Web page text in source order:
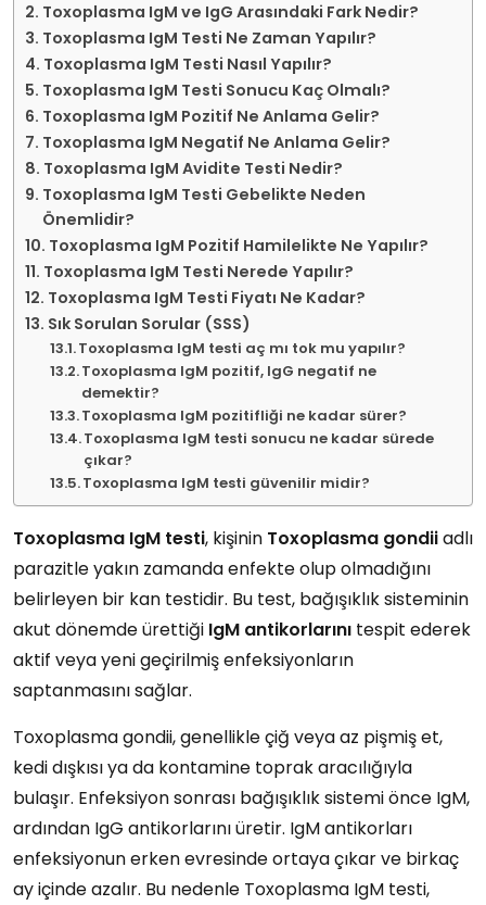
Toxoplasma IgM ve IgG Arasındaki Fark Nedir?
Toxoplasma IgM Testi Ne Zaman Yapılır?
Toxoplasma IgM Testi Nasıl Yapılır?
Toxoplasma IgM Testi Sonucu Kaç Olmalı?
Toxoplasma IgM Pozitif Ne Anlama Gelir?
Toxoplasma IgM Negatif Ne Anlama Gelir?
Toxoplasma IgM Avidite Testi Nedir?
Toxoplasma IgM Testi Gebelikte Neden
Önemlidir?
Toxoplasma IgM Pozitif Hamilelikte Ne Yapılır?
Toxoplasma IgM Testi Nerede Yapılır?
Toxoplasma IgM Testi Fiyatı Ne Kadar?
Sık Sorulan Sorular (SSS)
Toxoplasma IgM testi aç mı tok mu yapılır?
Toxoplasma IgM pozitif, IgG negatif ne
demektir?
Toxoplasma IgM pozitifliği ne kadar sürer?
Toxoplasma IgM testi sonucu ne kadar sürede
çıkar?
Toxoplasma IgM testi güvenilir midir?
Toxoplasma IgM testi, kişinin Toxoplasma gondiiadlı
parazitle yakın zamanda enfekte olup olmadığını
belirleyen bir kan testidir. Bu test, bağışıklık sisteminin
akut dönemde ürettiği IgM antikorlarını tespit ederek
aktif veya yeni geçirilmiş enfeksiyonların
saptanmasını sağlar.
Toxoplasma gondii, genellikle çiğ veya az pişmiş et,
kedi dışkısı ya da kontamine toprak aracılığıyla
bulaşır. Enfeksiyon sonrası bağışıklık sistemi önce IgM,
ardından IgG antikorlarını üretir. IgM antikorları
enfeksiyonun erken evresinde ortaya çıkar ve birkaç
ay içinde azalır. Bu nedenle Toxoplasma IgM testi,